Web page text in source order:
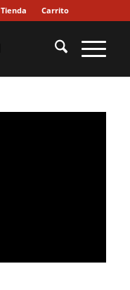
Tienda Carrito